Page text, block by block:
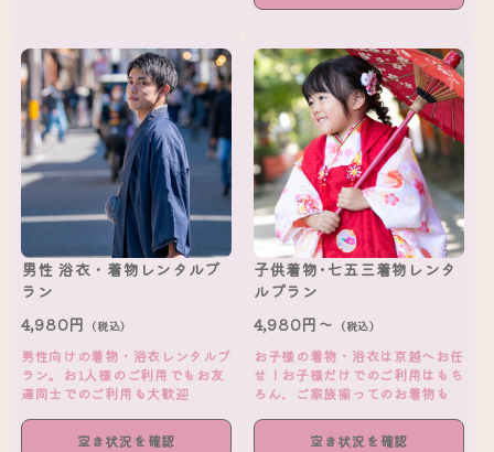
男性 浴衣・着物レンタルプ
ラン
4,980円 （税込）
男性向けの着物・浴衣レンタルプ
ラン。お1人様のご利用でもお友
達同士でのご利用も大歓迎
空き状況を確認
子供着物･七五三着物レンタ
ルプラン
4,980円～ （税込）
お子様の着物・浴衣は京越へお任
せ！お子様だけでのご利用はもち
ろん、ご家族揃ってのお着物も
空き状況を確認